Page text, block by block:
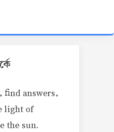
find answers,
light of
the sun.